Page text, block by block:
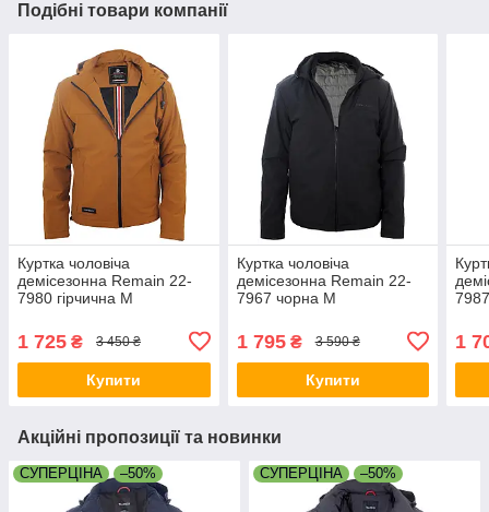
Подібні товари компанії
Куртка чоловіча
демісезонна Remain 22-
7980 гірчична M
1 725 ₴ 3 450 ₴
Купити
Куртка чоловіча
демісезонна Remain 22-
7967 чорна M
1 795₴ 3 590 ₴
Купити
1
Акційні пропозиції та новинки
СУПЕРЦІНА –50% СУПЕРЦІНА –50%